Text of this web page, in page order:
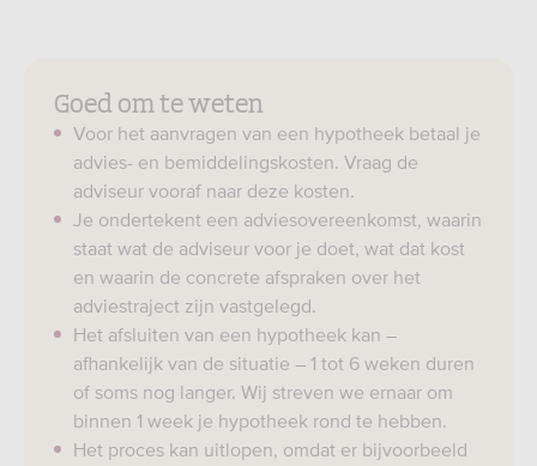
Goed om te weten
Voor het aanvragen van een hypotheek betaal je
advies- en bemiddelingskosten. Vraag de
adviseur vooraf naar deze kosten.
Je ondertekent een adviesovereenkomst, waarin
staat wat de adviseur voor je doet, wat dat kost
en waarin de concrete afspraken over het
adviestraject zijn vastgelegd.
Het afsluiten van een hypotheek kan –
afhankelijk van de situatie – 1 tot 6 weken duren
of soms nog langer. Wij streven we ernaar om
binnen 1 week je hypotheek rond te hebben.
Het proces kan uitlopen, omdat er bijvoorbeeld